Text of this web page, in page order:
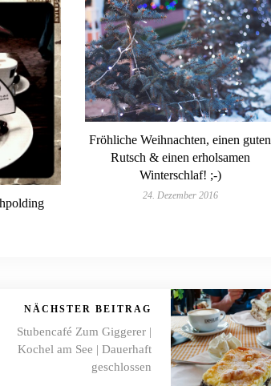
Fröhliche Weihnachten, einen guten
Rutsch & einen erholsamen
Winterschlaf! ;-)
24. Dezember 2016
NÄCHSTER BEITRAG
Stubencafé Zum Giggerer |
Kochel am See | Dauerhaft
geschlossen